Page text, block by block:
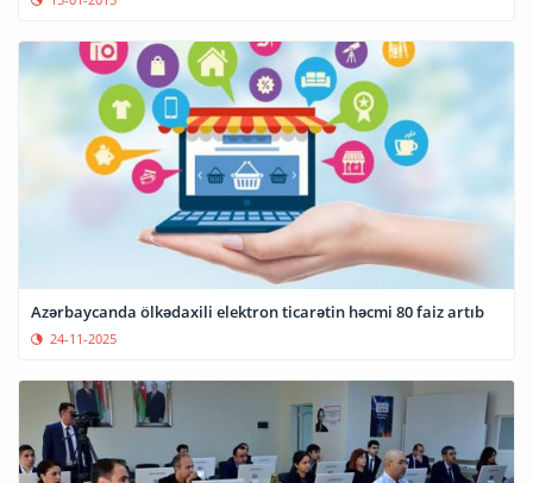
Azərbaycanda ölkədaxili elektron ticarətin həcmi 80 faiz artıb
24-11-2025